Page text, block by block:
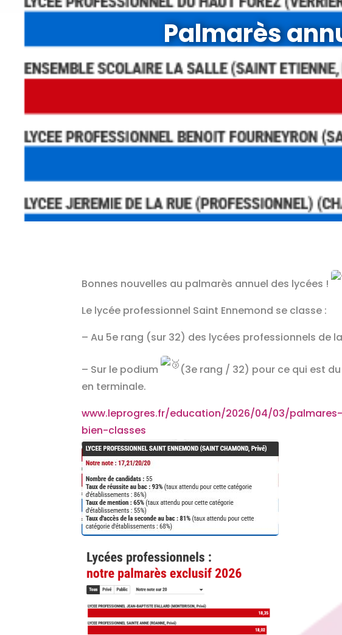
Palmarès
Bonnes nouvelles au palmarès annuel des lycées !
Le lycée professionnel Saint Ennemond se classe :
– Au 5e rang (sur 32) des lycées professionnels de
– Sur le podium
(3e rang / 32) pour ce qui est du
en terminale.
www.leprogres.fr/education/2026/04/03/
bien-classes